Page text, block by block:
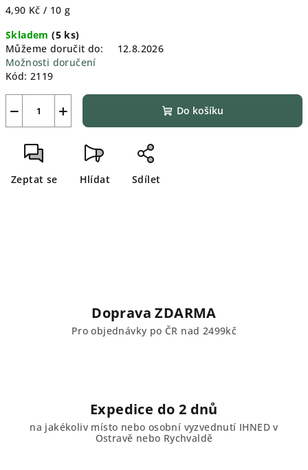
Měrná
4,90 Kč / 10 g
Skladem(5 ks)
Můžeme doručit do:
12.8.2026
Možnosti doručení
Kód: 2119
+
− Do košíku
Zeptat se Hlídat Sdílet
Doprava ZDARMA
Pro objednávky po ČR nad 2499kč
Expedice do 2 dnů
na jakékoliv místo nebo osobní vyzvednutí IHNED v
Ostravě nebo Rychvaldě